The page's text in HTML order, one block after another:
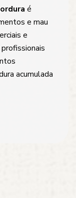
é
e mau
e
acumulada